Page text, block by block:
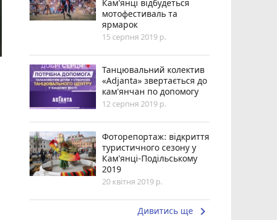
Кам'янці відбудеться
мотофестиваль та
ярмарок
15 серпня 2019 р.
Танцювальний колектив
«Adjanta» звертається до
кам'янчан по допомогу
12 серпня 2019 р.
Фоторепортаж: відкриття
туристичного сезону у
Кам'янці-Подільському
2019
20 квітня 2019 р.
Дивитись ще keyboard_arrow_right